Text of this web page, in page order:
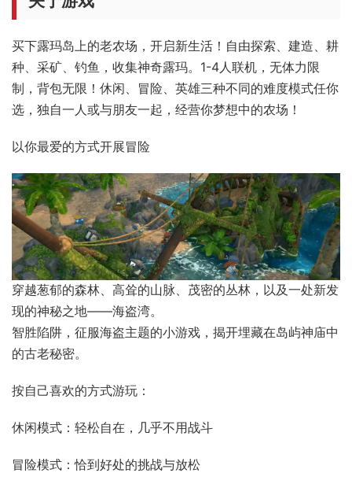
买下露玛岛上的老农场，开启新生活！自由探索、建造、耕
种、采矿、钓鱼，收集神奇露玛。1-4人联机，无体力限
制，背包无限！休闲、冒险、英雄三种不同的难度模式任你
选，独自一人或与朋友一起，经营你梦想中的农场！
以你最爱的方式开展冒险
穿越葱郁的森林、高耸的山脉、茂密的丛林，以及一处新发
现的神秘之地——海盗湾。
智胜陷阱，征服海盗主题的小游戏，揭开埋藏在岛屿神庙中
的古老秘密。
按自己喜欢的方式游玩：
休闲模式：轻松自在，几乎不用战斗
冒险模式：恰到好处的挑战与放松